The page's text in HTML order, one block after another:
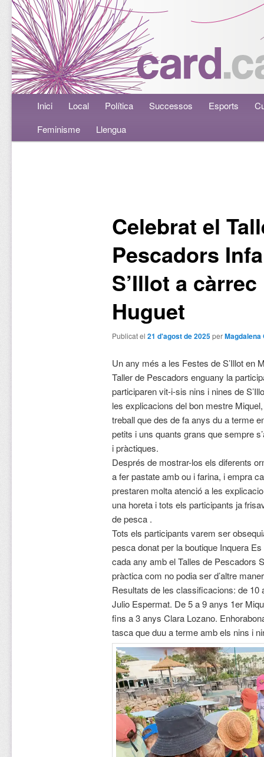
Menú principalAneu al contingut principal
Aneu al contingut secundari
Inici Local Política Successos Esports
Feminisme
Llengua
Celebrat el
Pescadors
S’Illot a
Huguet
Publicat el 21 d'agost de 2025perMagdalena
Un any més a les Festes de S’Illot en
Taller de Pescadors enguany la
participaren vit-i-sis nins i nines de
les explicacions del bon mestre
treball que des de fa anys du a terme
petits i uns quants grans que sempre
i pràctiques.
Després de mostrar-los els diferents
a fer pastate amb ou i farina, i empra
prestaren molta atenció a les
una horeta i tots els participants ja
de pesca .
Tots els participants varem ser
pesca donat per la boutique Inquera
cada any amb el Talles de Pescadors
pràctica com no podia ser d’altre
Resultats de les classificacions: de 10
Julio Espermat. De 5 a 9 anys 1er
fins a 3 anys Clara Lozano.
tasca que duu a terme amb els nins i